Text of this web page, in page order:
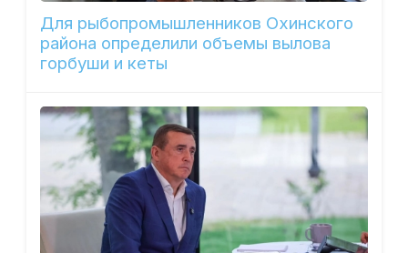
Для рыбопромышленников Охинского
района определили объемы вылова
горбуши и кеты